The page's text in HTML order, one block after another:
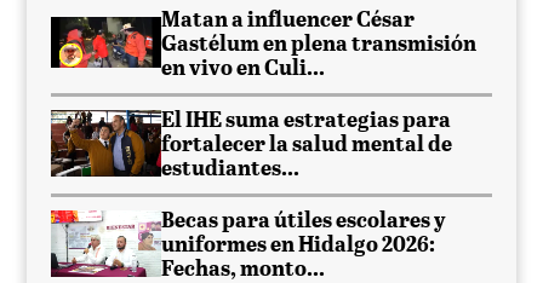
Matan a influencer César
Gastélum en plena transmisión
en vivo en Culi...
El IHE suma estrategias para
fortalecer la salud mental de
estudiantes...
Becas para útiles escolares y
uniformes en Hidalgo 2026:
Fechas, monto...